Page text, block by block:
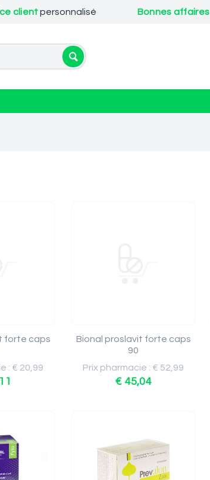
clientpersonnalisé Bonnes affaires
forte caps
: € 20,99
Bional proslavit forte caps
90
Prix pharmacie : € 52,99
€ 45,04